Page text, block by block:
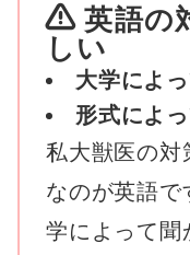
英語の
しい
大学によ
形式によ
私大獣医の対
なのが英語で
学によって聞